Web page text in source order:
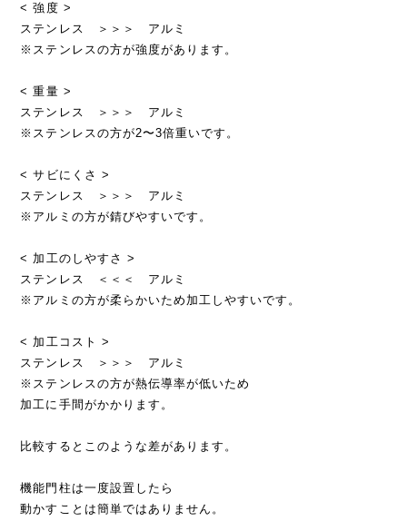
< 強度 >
ステンレス ＞＞＞ アルミ
※ステンレスの方が強度があります。
< 重量 >
ステンレス ＞＞＞ アルミ
※ステンレスの方が2〜3倍重いです。
< サビにくさ >
ステンレス ＞＞＞ アルミ
※アルミの方が錆びやすいです。
< 加工のしやすさ >
ステンレス ＜＜＜ アルミ
※アルミの方が柔らかいため加工しやすいです。
< 加工コスト >
ステンレス ＞＞＞ アルミ
※ステンレスの方が熱伝導率が低いため
加工に手間がかかります。
比較するとこのような差があります。
機能門柱は一度設置したら
動かすことは簡単ではありません。